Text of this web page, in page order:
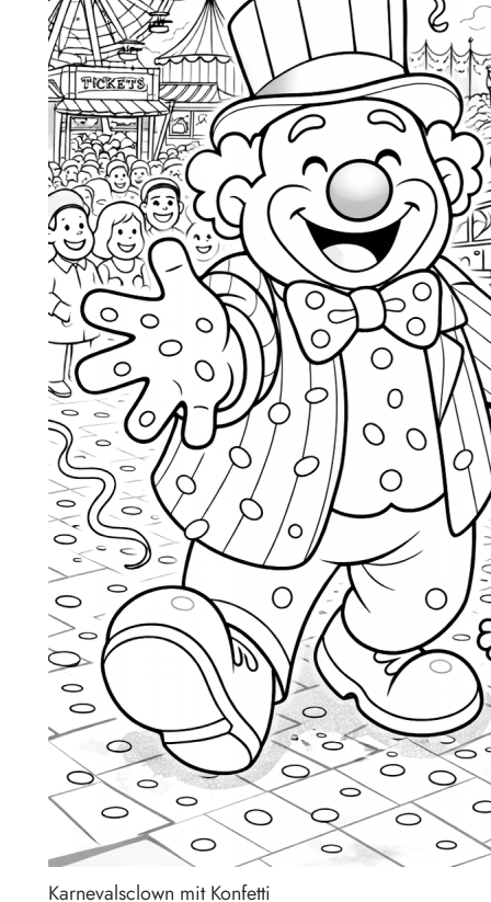
Karnevalsclown mit Konfetti